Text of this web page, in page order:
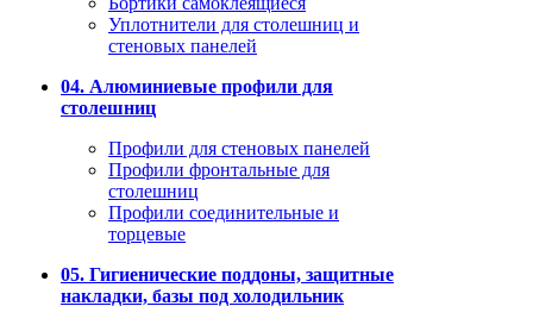
Уплотнители для столешниц и
стеновых панелей
04. Алюминиевые профили для
столешниц
Профили для стеновых панелей
Профили фронтальные для
столешниц
Профили соединительные и
торцевые
05. Гигиенические поддоны, защитные
накладки, базы под холодильник